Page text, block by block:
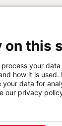
4848 0000
on this
your
how it is
your data for
our privacy